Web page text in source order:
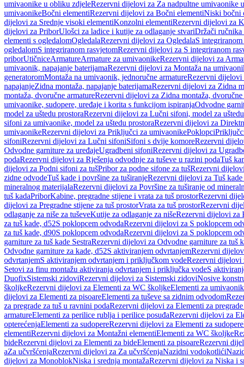
umivaonike u obliku zdjeleRezervni dijelovi za Za nadpultne umivaonike
umivaonikeBočni elementiRezervni dijelovi za Bočni elementiNiski bočni
dijelovi za Srednje visoki elementiKonzolni elementiRezervni dijelovi za
dijelovi za PriborUlošci za ladice i kutije za odlaganje stvariDržači ručnika
elementi s ogledalomOgledalaRezervni dijelovi za OgledalaS
ogledalomS integriranom rasvjetomRezervni dijelovi za S integriranom
priborUtičniceArmatureArmature za umivaonikeRezervni dijelovi za
umivaonik, napajanje baterijamaRezervni dijelovi za Montaža na
generatoromMontaža na umivaonik, jednoručne armatureRezervni dijelovi
napajanjeZidna montaža, napajanje baterijamaRezervni dijelovi za Zidna
montaža, dvoručne armatureRezervni dijelovi za Zidna montaža, dvoručne
umivaonike, sudopere, uređaje i korita s funkcijom ispiranjaOdvodne
model za uštedu prostoraRezervni dijelovi za Lučni sifoni, model za
sifoni za umivaonike, model za uštedu prostoraRezervni dijelovi za
umivaonikeRezervni dijelovi za Priključci za umivaonikePoklopci
sifoniRezervni dijelovi za Lučni sifoniSifoni s dvije komoreRezervni
Odvodne garniture za uređajeUgradbeni sifoniRezervni dijelovi za
podaRezervni dijelovi za Rješenja odvodnje za tuševe u razini podaTuš
dijelovi za Podni sifoni za tušPribor za podne sifone za tušRezervni
zidne odvodeTuš kade i površine za tuširanjeRezervni dijelovi za Tuš
mineralnog materijalaRezervni dijelovi za Površine za tuširanje od
tuš kadaPriborKabine, pregradne stijene i vrata za tuš prostorRezervni
dijelovi za Pregradne stijene za tuš prostorVrata za tuš prostorRezervni
odlaganje za niše za tuševeKutije za odlaganje za nišeRezervni dijelovi za
za tuš kade, d52S poklopcem odvodaRezervni dijelovi za S poklopcem
za tuš kade, d90S poklopcem odvodaRezervni dijelovi za S poklopcem
garniture za tuš kade SestraRezervni dijelovi za Odvodne garniture za tuš
Odvodne garniture za kade, d52S aktiviranjem odvrtanjemRezervni
odvrtanjemS aktiviranjem odvrtanjem i priključkom vodeRezervni dijelovi
Setovi za finu montažu aktiviranja odvrtanjem i priključka vodeS
DuofixSistemski zidoviRezervni dijelovi za Sistemski zidoviNosive
školjkeRezervni dijelovi za Elementi za WC školjkeElementi za
dijelovi za Elementi za pisoareElementi za tuševe sa zidnim odvodom
za pregrade za tuš u ravnini podaRezervni dijelovi za Elementi za
armatureElementi za perilice rublja i perilice posuđaRezervni dijelovi za
opterećenjaElementi za sudopereRezervni dijelovi za Elementi za sudopere
elementiRezervni dijelovi za Montažni elementiElementi za WC školjke
bideRezervni dijelovi za Elementi za bideElementi za pisoareRezervni
aZa učvršćenjaRezervni dijelovi za Za učvršćenjaNazidni vodokotlići
dijelovi za MonoblokNiska i srednja montažaRezervni dijelovi za Niska i